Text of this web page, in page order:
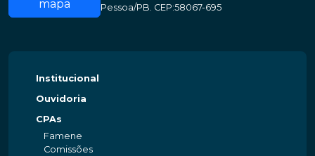
mapa
Pessoa/PB. CEP:58067-695
Institucional
Ouvidoria
CPAs
Famene
Comissões